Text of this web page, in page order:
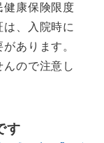
健康保険限度
、入院時に
あります。
ので注意し
す